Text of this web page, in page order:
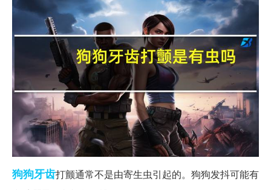
狗狗牙齿打颤通常不是由寄生虫引起的。狗狗发抖可能有